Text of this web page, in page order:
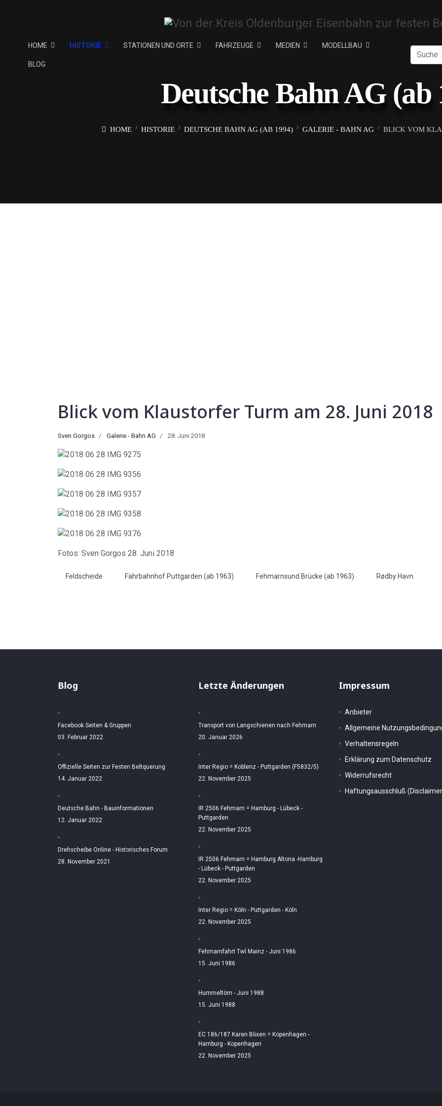
HOME HISTORIE STATIONEN UND ORTE FAHRZEUGE MEDIEN MODELLBAU
BLOG
Suchen
Deutsche Bahn AG (ab
HOME HISTORIE DEUTSCHE BAHN AG (AB 1994) GALERIE - BAHN AG BLICK VOM
Blick vom Klaustorfer Turm am 28. Juni 2018
Sven Gorgos Galerie - Bahn AG 28. Juni 2018
Fotos: Sven Gorgos 28. Juni 2018
Feldscheide Fährbahnhof Puttgarden (ab 1963) Fehmarnsund Brücke (ab 1963) Rødby Havn
Blog
Facebook Seiten & Gruppen
03. Februar 2022
Offizielle Seiten zur Festen Beltquerung
14. Januar 2022
Deutsche Bahn - Bauinformationen
12. Januar 2022
Drehscheibe Online - Historisches Forum
28. November 2021
Letzte Änderungen
Transport von Langschienen nach Fehmarn
20. Januar 2026
Inter Regio = Koblenz - Puttgarden (F5832/5)
22. November 2025
IR 2506 Fehmarn = Hamburg - Lübeck -
Puttgarden
22. November 2025
IR 2506 Fehmarn = Hamburg Altona -Hamburg
- Lübeck - Puttgarden
22. November 2025
Inter Regio = Köln - Puttgarden - Köln
22. November 2025
Fehmarnfahrt Twl Mainz - Juni 1986
15. Juni 1986
Hummeltörn - Juni 1988
15. Juni 1988
EC 186/187 Karen Blixen = Kopenhagen -
Hamburg - Kopenhagen
22. November 2025
Impressum
Anbieter
Allgemeine
Verhaltensregeln
Erklärung zum Datenschutz
Widerrufsrecht
Haftungsausschluß